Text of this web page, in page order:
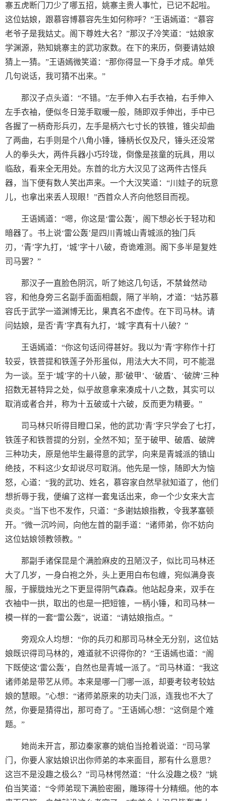
寨五虎断门刀少了哪五招，姚寨主贵人事忙，已记不起啦。
这位姑娘，跟慕容博慕容先生如何称呼？”王语嫣道：“慕容
老爷子是我姑丈。阁下尊姓大名？”那汉子冷笑道：“姑娘家
学渊源，熟知姚寨主的武功家数。在下的来历，倒要请姑娘
猜上一猜。”王语嫣微笑道：“那你得显一下身手才成。单凭
几句说话，我可猜不出来。”
那汉子点头道：“不错。”左手伸入右手衣袖，右手伸入
左手衣袖，便似冬日笼手取暖一般，随即双手伸出，手中已
各握了一柄奇形兵刃，左手是柄六七寸长的铁锥，锥尖却曲
了两曲，右手则是个八角小锤，锤柄长仅及尺，锤头还没常
人的拳头大，两件兵器小巧玲珑，倒像是孩童的玩具，用以
临敌，看来全无用处。东首的北方大汉见了这两件古怪兵
器，当下便有数人笑出声来。一个大汉笑道：“川娃子的玩意
儿，也拿出来丢人现眼！”西首众人齐向他怒目而视。
王语嫣道：“嗯，你这是‘雷公轰’，阁下想必长于轻功和
暗器了。书上说‘雷公轰’是四川青城山青城派的独门兵
刃，‘青’字九打，‘城’字十八破，奇诡难测。阁下多半是复姓
司马罢？”
那汉子一直脸色阴沉，听了她这几句话，不禁耸然动
容，和他身旁三名副手面面相觑，隔了半晌，才道：“姑苏慕
容氏于武学一道渊博无比，果真名不虚传。在下司马林。请
问姑娘，是否‘青’字真有九打，‘城’字真有十八破？”
王语嫣道：“你这句话问得甚好。我以为‘青’字称作十打
较妥，铁菩提和铁莲子外形虽似，用法大大不同，可不能混
为一谈。至于‘城’字的十八破，那‘破甲’、‘破盾’、‘破牌’三种
招数无甚特异之处，似乎故意拿来凑成十八之数，其实可以
取消或者合并，称为十五破或十六破，反而更为精要。”
司马林只听得目瞪口呆，他的武功‘青’字只学会了七打，
铁莲子和铁菩提的分别，全然不知；至于破甲、破盾、破牌
三种功夫，原是他毕生最得意的武学，向来是青城派的镇山
绝技，不料这少女却说尽可取消。他先是一惊，随即大为恼
怒，心道：“我的武功、姓名，慕容家自然早就知道了，他们
想折辱于我，便编了这样一套鬼话出来，命一个少女来大言
炎炎。”当下也不发作，只道：“多谢姑娘指教，令我茅塞顿
开。”微一沉吟间，向他左首的副手道：“诸师弟，你不妨向
这位姑娘领教领教。”
那副手诸保昆是个满脸麻皮的丑陋汉子，似比司马林还
大了几岁，一身白袍之外，头上更用白布包缠，宛似满身丧
服，于朦胧烛光之下更显得阴气森森。他站起身来，双手在
衣袖中一拱，取出的也是一把短锥，一柄小锤，和司马林一
模一样的一套“雷公轰”，说道：“请姑娘指点。”
旁观众人均想：“你的兵刃和那司马林全无分别，这位姑
娘既识得司马林的，难道就不识得你的？”王语嫣也道：“阁
下既使这‘雷公轰’，自然也是青城一派了。”司马林道：“我这
诸师弟是带艺从师。本来是哪一门哪一派，却要考较考较姑
娘的慧眼。”心想：“诸师弟原来的功夫门派，连我也不大了
然，你要是猜得出，那可奇了。”王语嫣心想：“这倒是个难
题。”
她尚未开言，那边秦家寨的姚伯当抢着说道：“司马掌
门，你要人家姑娘识出你师弟的本来面目，那有什么意思？
这岂不是没趣之极么？”司马林愕然道：“什么没趣之极？”姚
伯当笑道：“令师弟现下满脸密圈，雕琢得十分精细。他的本